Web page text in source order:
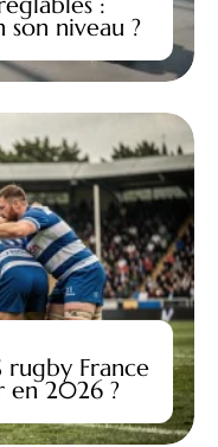
niveau ?
rugby France
en 2026 ?